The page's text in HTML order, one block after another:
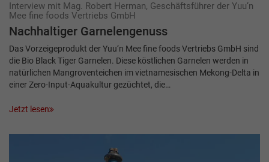
Interview mit Mag. Robert Herman, Geschäftsführer der Yuu‘n
Mee fine foods Vertriebs GmbH
Nachhaltiger Garnelengenuss
Das Vorzeigeprodukt der Yuu‘n Mee fine foods Vertriebs GmbH sind
die Bio Black Tiger Garnelen. Diese köstlichen Garnelen werden in
natürlichen Mangroventeichen im vietnamesischen Mekong-Delta in
einer Zero-Input-Aquakultur gezüchtet, die…
Jetzt lesen